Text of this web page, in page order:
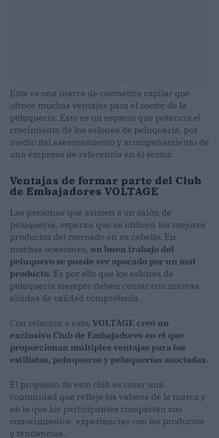
Esta es una marca de cosmética capilar que
ofrece muchas ventajas para el sector de la
peluquería. Este es un espacio que potencia el
crecimiento de los salones de peluquería, por
medio del asesoramiento y acompañamiento de
una empresa de referencia en el sector.
Ventajas de formar parte del Club
de Embajadores VOLTAGE
Las personas que asisten a un salón de
peluquería, esperan que se utilicen los mejores
productos del mercado en su cabello. En
muchas ocasiones, un buen trabajo del
peluquero se puede ver apocado por un mal
producto. Es por ello que los salones de
peluquería siempre deben contar con marcas
aliadas de calidad comprobada.
Con relación a esto, VOLTAGE creó un
exclusivo Club de Embajadores en el que
proporcionan múltiples ventajas para los
estilistas, peluqueros y peluquerías asociadas.
El propósito de este club es crear una
comunidad que refleje los valores de la marca y
en la que los participantes compartan sus
conocimientos, experiencias con los productos
y tendencias.